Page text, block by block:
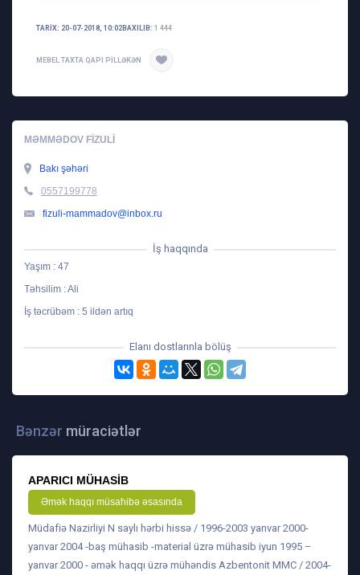
TARIX: 20-07-2018, 10:02 BAXILIB: 1 444
MEBEL TAXTA QAPI PILLƏKƏN
MƏMMƏDOV FIZULI
Bakı şəhəri
0557199778
fizuli-mammadov@inbox.ru
İş haqqında
Yaşım : 47
Təhsilim : Ali
İş təcrübəm : 5 ildən artıq
Elanı dostlarınla bölüş
Bənzər müraciətlər
APARICI MÜHASIB
Əmək haqqı müsahibə əsasında
Müdafiə Nazirliyi N saylı hərbi hissə / 1996-2003 yanvar 2000-
yanvar 2004 -baş mühasib -material üzrə mühasib iyun 1995 –
yanvar 2000 - əmək haqqı üzrə mühəndis Azbentonit MMC / 2004-